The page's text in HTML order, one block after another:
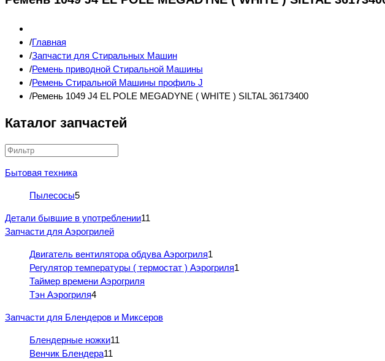
Главная
Запчасти для Стиральных Машин
Ремень приводной Стиральной Машины
Ремень Стиральной Машины профиль J
Ремень 1049 J4 EL POLE MEGADYNE ( WHITE ) SILTAL 36173400
Каталог запчастей
Бытовая техника
Пылесосы5
Детали бывшие в употреблении11
Запчасти для Аэрогрилей
Двигатель вентилятора обдува Аэрогриля1
Регулятор температуры ( термостат ) Аэрогриля1
Таймер времени Аэрогриля
Тэн Аэрогриля4
Запчасти для Блендеров и Миксеров
Блендерные ножки11
Венчик Блендера11